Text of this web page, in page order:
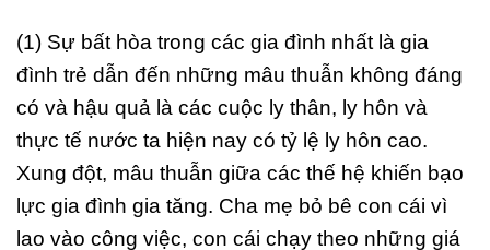
(1) Sự bất hòa trong các gia đình nhất là gia
đình trẻ dẫn đến những mâu thuẫn không đáng
có và hậu quả là các cuộc ly thân, ly hôn và
thực tế nước ta hiện nay có tỷ lệ ly hôn cao.
Xung đột, mâu thuẫn giữa các thế hệ khiến bạo
lực gia đình gia tăng. Cha mẹ bỏ bê con cái vì
lao vào công việc, con cái chạy theo những giá